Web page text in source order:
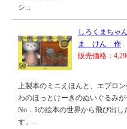
シ...
しろくまちゃ
ま けん 作
販売価格：
上製本のミニえほんと、エプロ
わのほっとけーきのぬいぐるみ
No．1の絵本の世界から飛び出
す。...